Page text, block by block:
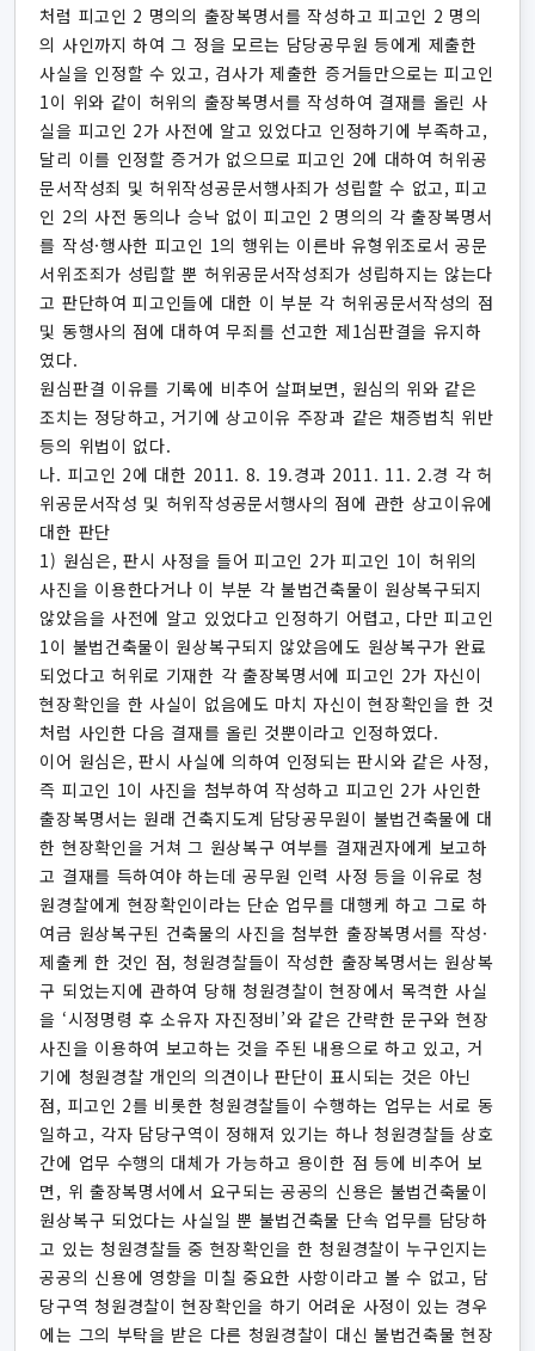
처럼 피고인 2 명의의 출장복명서를 작성하고 피고인 2 명의
의 사인까지 하여 그 정을 모르는 담당공무원 등에게 제출한
사실을 인정할 수 있고, 검사가 제출한 증거들만으로는 피고인
1이 위와 같이 허위의 출장복명서를 작성하여 결재를 올린 사
실을 피고인 2가 사전에 알고 있었다고 인정하기에 부족하고,
달리 이를 인정할 증거가 없으므로 피고인 2에 대하여 허위공
문서작성죄 및 허위작성공문서행사죄가 성립할 수 없고, 피고
인 2의 사전 동의나 승낙 없이 피고인 2 명의의 각 출장복명서
를 작성·행사한 피고인 1의 행위는 이른바 유형위조로서 공문
서위조죄가 성립할 뿐 허위공문서작성죄가 성립하지는 않는다
고 판단하여 피고인들에 대한 이 부분 각 허위공문서작성의 점
및 동행사의 점에 대하여 무죄를 선고한 제1심판결을 유지하
였다.
원심판결 이유를 기록에 비추어 살펴보면, 원심의 위와 같은
조치는 정당하고, 거기에 상고이유 주장과 같은 채증법칙 위반
등의 위법이 없다.
나. 피고인 2에 대한 2011. 8. 19.경과 2011. 11. 2.경 각 허
위공문서작성 및 허위작성공문서행사의 점에 관한 상고이유에
대한 판단
1) 원심은, 판시 사정을 들어 피고인 2가 피고인 1이 허위의
사진을 이용한다거나 이 부분 각 불법건축물이 원상복구되지
않았음을 사전에 알고 있었다고 인정하기 어렵고, 다만 피고인
1이 불법건축물이 원상복구되지 않았음에도 원상복구가 완료
되었다고 허위로 기재한 각 출장복명서에 피고인 2가 자신이
현장확인을 한 사실이 없음에도 마치 자신이 현장확인을 한 것
처럼 사인한 다음 결재를 올린 것뿐이라고 인정하였다.
이어 원심은, 판시 사실에 의하여 인정되는 판시와 같은 사정,
즉 피고인 1이 사진을 첨부하여 작성하고 피고인 2가 사인한
출장복명서는 원래 건축지도계 담당공무원이 불법건축물에 대
한 현장확인을 거쳐 그 원상복구 여부를 결재권자에게 보고하
고 결재를 득하여야 하는데 공무원 인력 사정 등을 이유로 청
원경찰에게 현장확인이라는 단순 업무를 대행케 하고 그로 하
여금 원상복구된 건축물의 사진을 첨부한 출장복명서를 작성·
제출케 한 것인 점, 청원경찰들이 작성한 출장복명서는 원상복
구 되었는지에 관하여 당해 청원경찰이 현장에서 목격한 사실
을 ‘시정명령 후 소유자 자진정비’와 같은 간략한 문구와 현장
사진을 이용하여 보고하는 것을 주된 내용으로 하고 있고, 거
기에 청원경찰 개인의 의견이나 판단이 표시되는 것은 아닌
점, 피고인 2를 비롯한 청원경찰들이 수행하는 업무는 서로 동
일하고, 각자 담당구역이 정해져 있기는 하나 청원경찰들 상호
간에 업무 수행의 대체가 가능하고 용이한 점 등에 비추어 보
면, 위 출장복명서에서 요구되는 공공의 신용은 불법건축물이
원상복구 되었다는 사실일 뿐 불법건축물 단속 업무를 담당하
고 있는 청원경찰들 중 현장확인을 한 청원경찰이 누구인지는
공공의 신용에 영향을 미칠 중요한 사항이라고 볼 수 없고, 담
당구역 청원경찰이 현장확인을 하기 어려운 사정이 있는 경우
에는 그의 부탁을 받은 다른 청원경찰이 대신 불법건축물 현장